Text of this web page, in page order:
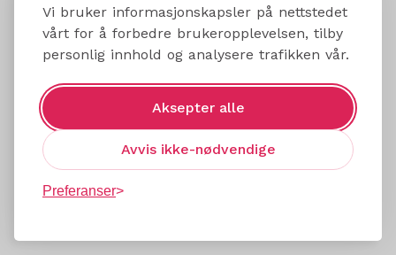
Vi bruker informasjonskapsler på nettstedet
vårt for å forbedre brukeropplevelsen, tilby
personlig innhold og analysere trafikken vår.
Aksepter alle
Avvis ikke-nødvendige
Preferanser